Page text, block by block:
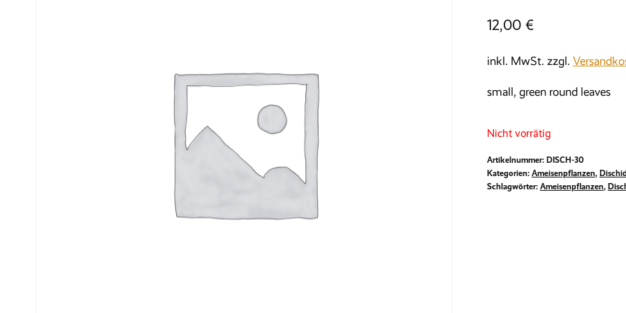
12,00 €
inkl. MwSt. zzgl.
small, green round leaves
Nicht vorrätig
Artikelnummer: DISCH-30
Kategorien: Ameisenpflanzen,
Schlagwörter: Ameisenpflanzen,